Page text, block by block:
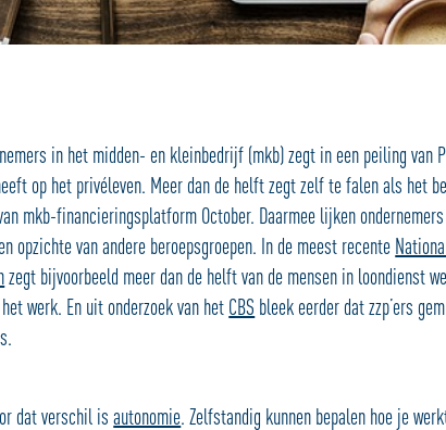
in het midden- en kleinbedrijf (mkb) zegt in een peiling
op het privéleven. Meer dan de helft zegt zelf te falen als het
mkb-financieringsplatform October. Daarmee lijken
opzichte van andere beroepsgroepen. In de meest recente
zegt bijvoorbeeld meer dan de helft van de mensen in loondienst
werk. En uit onderzoek van het CBS bleek eerder dat zzp’ers
dat verschil isautonomie. Zelfstandig kunnen bepalen hoe je